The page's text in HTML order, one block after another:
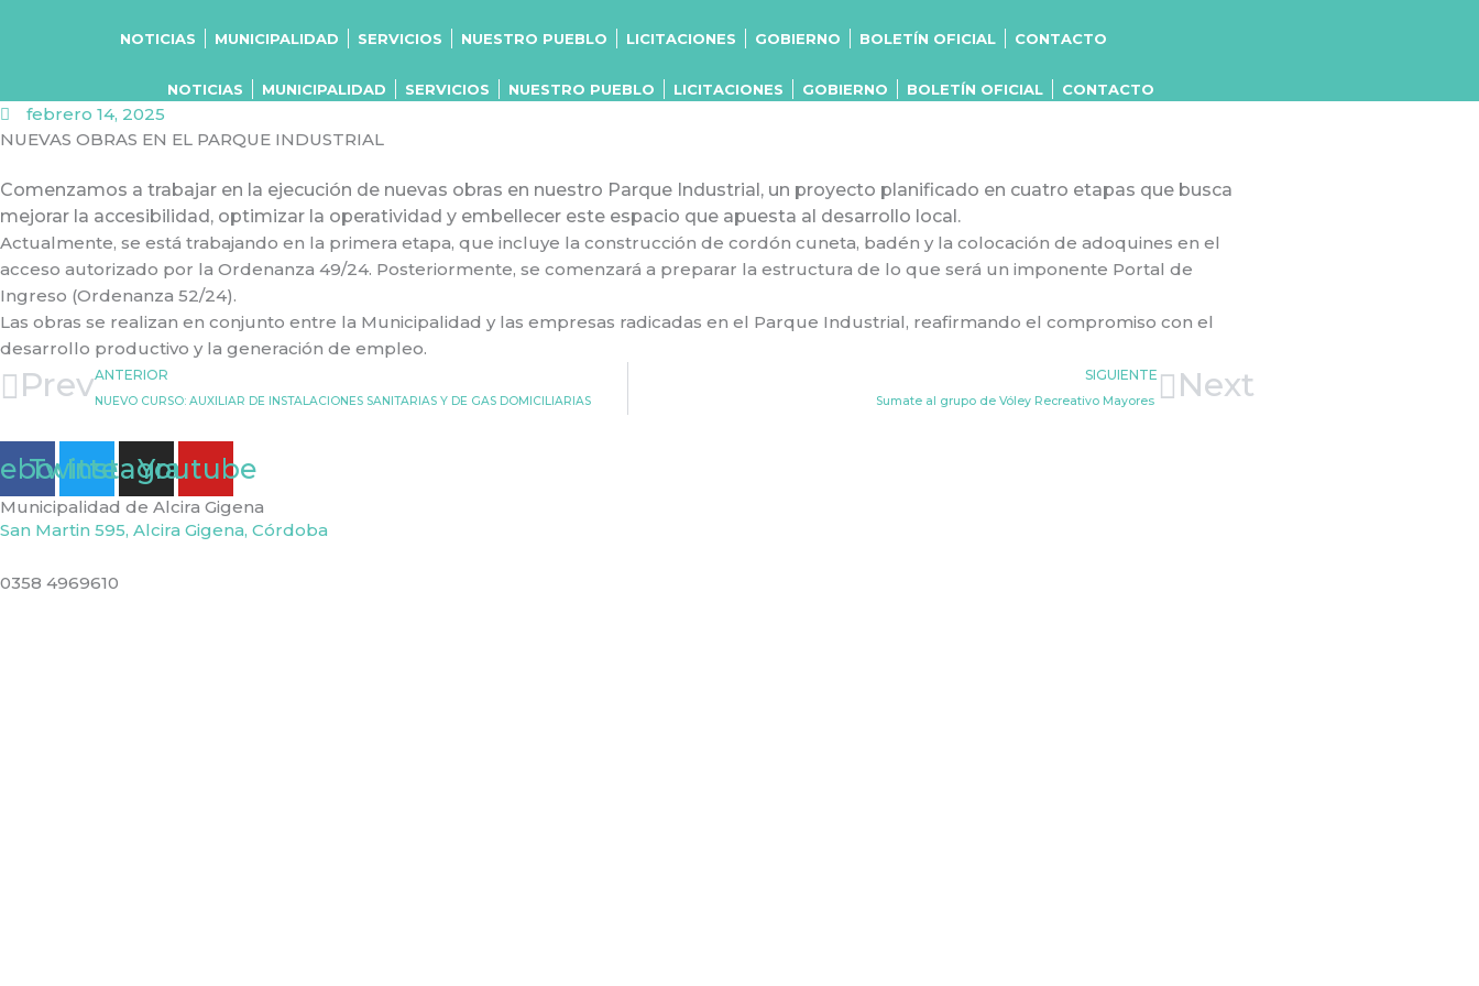
NOTICIAS MUNICIPALIDAD SERVICIOS NUESTRO PUEBLO LICITACIONES GOBIERNO BOLETÍN OFICIAL CONTACTO
NOTICIAS MUNICIPALIDAD SERVICIOS NUESTRO PUEBLO LICITACIONES GOBIERNO BOLETÍN OFICIAL CONTACTO
febrero 14, 2025
NUEVAS OBRAS EN EL PARQUE INDUSTRIAL
Comenzamos a trabajar en la ejecución de nuevas obras en nuestro Parque Industrial, un proyecto planificado en cuatro etapas que busca
mejorar la accesibilidad, optimizar la operatividad y embellecer este espacio que apuesta al desarrollo local.
Actualmente, se está trabajando en la primera etapa, que incluye la construcción de cordón cuneta, badén y la colocación de adoquines en el
acceso autorizado por la Ordenanza 49/24. Posteriormente, se comenzará a preparar la estructura de lo que será un imponente Portal de
Ingreso (Ordenanza 52/24).
Las obras se realizan en conjunto entre la Municipalidad y las empresas radicadas en el Parque Industrial, reafirmando el compromiso con el
desarrollo productivo y la generación de empleo.
PrevANTERIOR
NUEVO CURSO: AUXILIAR DE INSTALACIONES SANITARIAS Y DE GAS DOMICILIARIAS
SIGUIENTE
Sumate al grupo de Vóley Recreativo Mayores Next
Twitter
Instagram
Youtube
Municipalidad de Alcira Gigena
San Martin 595, Alcira Gigena, Córdoba
0358 4969610